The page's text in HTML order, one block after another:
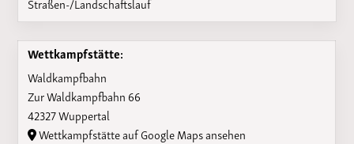
Wettkampfstätte:
Waldkampfbahn
Zur Waldkampfbahn 66
42327 Wuppertal
Wettkampfstätte auf Google Maps ansehen